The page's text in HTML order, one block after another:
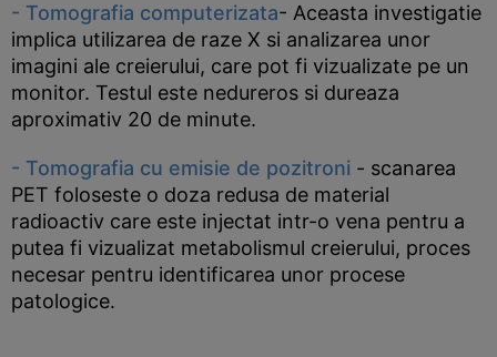
- Tomografia computerizata- Aceasta investigatie
implica utilizarea de raze X si analizarea unor
imagini ale creierului, care pot fi vizualizate pe un
monitor. Testul este nedureros si dureaza
aproximativ 20 de minute.
- Tomografia cu emisie de pozitroni - scanarea
PET foloseste o doza redusa de material
radioactiv care este injectat intr-o vena pentru a
putea fi vizualizat metabolismul creierului, proces
necesar pentru identificarea unor procese
patologice.